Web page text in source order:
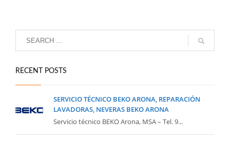
RECENT POSTS
SERVICIO TÉCNICO BEKO ARONA, REPARACIÓN
LAVADORAS, NEVERAS BEKO ARONA
Servicio técnico BEKO Arona, MSA – Tel. 9...